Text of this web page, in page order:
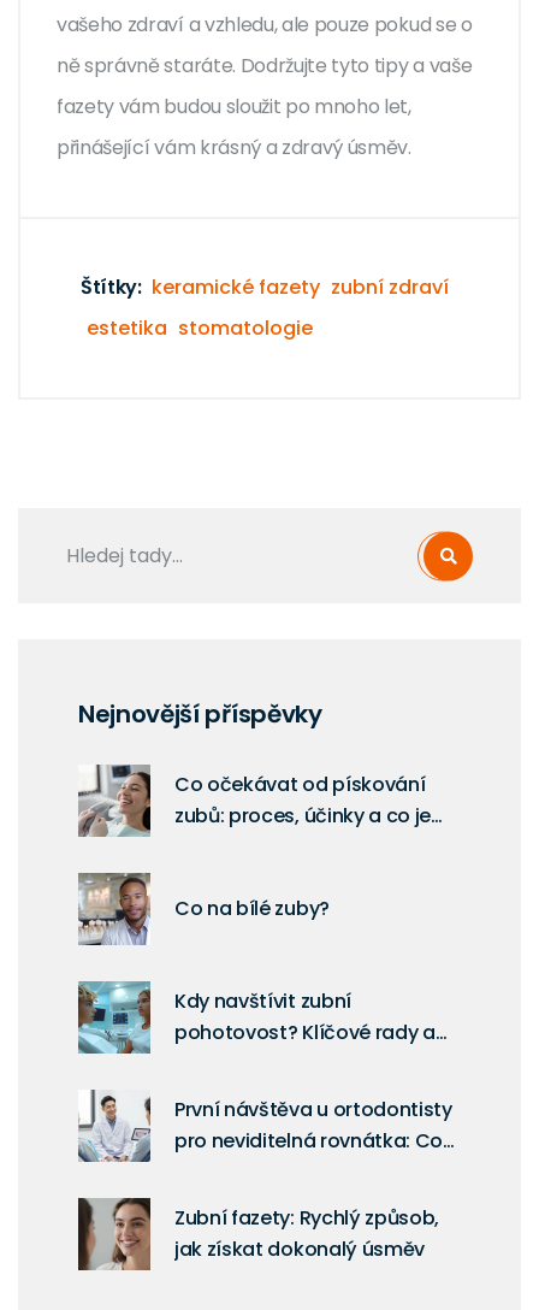
vašeho zdraví a vzhledu, ale pouze pokud se o
ně správně staráte. Dodržujte tyto tipy a vaše
fazety vám budou sloužit po mnoho let,
přinášející vám krásný a zdravý úsměv.
Štítky: keramické fazety zubní zdraví
estetika stomatologie
Nejnovější příspěvky
Co očekávat od pískování
zubů: proces, účinky a co je
Co na bílé zuby?
Kdy navštívit zubní
pohotovost? Klíčové rady a
První návštěva u ortodontisty
pro neviditelná rovnátka: Co
Zubní fazety: Rychlý způsob,
jak získat dokonalý úsměv